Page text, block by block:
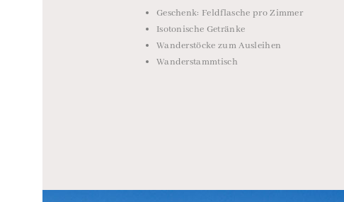
Geschenk: Feldflasche pro Zimmer
Isotonische Getränke
Wanderstöcke zum Ausleihen
Wanderstammtisch